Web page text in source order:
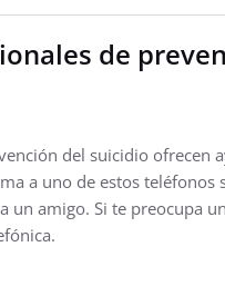
de
del suicidio ofrecen
a uno de estos teléfonos
un amigo. Si te preocupa